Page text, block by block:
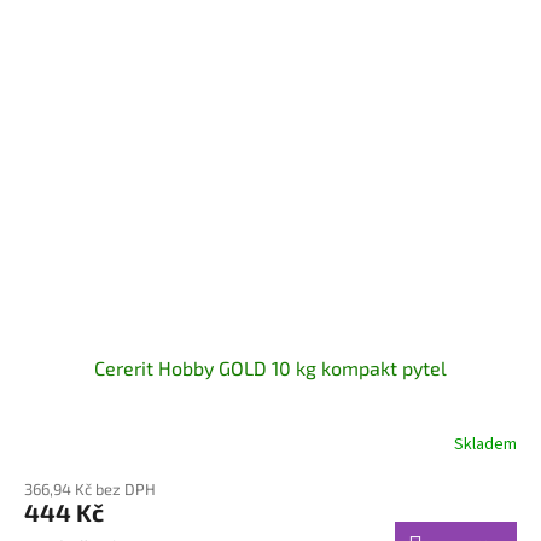
Cererit Hobby GOLD 10 kg kompakt pytel
Skladem
366,94 Kč bez DPH
444 Kč